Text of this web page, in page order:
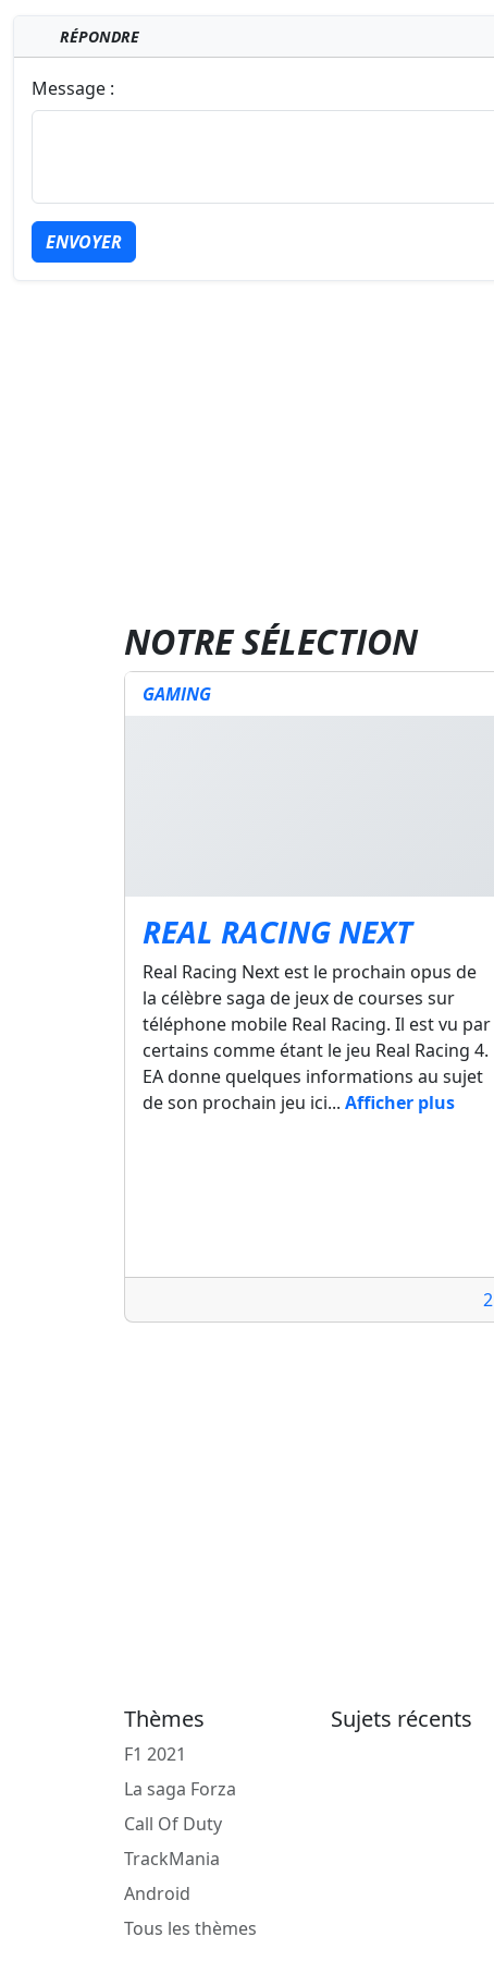
RÉPONDRE
Message :
ENVOYER
NOTRE SÉLECTION
GAMING
REAL RACING NEXT
Real Racing Next est le prochain opus de
la célèbre saga de jeux de courses sur
téléphone mobile Real Racing. Il est vu par
certains comme étant le jeu Real Racing 4.
EA donne quelques informations au sujet
de son prochain jeu ici... Afficher plus
2
Thèmes
F1 2021
La saga Forza
Call Of Duty
TrackMania
Android
Tous les thèmes
Sujets récents